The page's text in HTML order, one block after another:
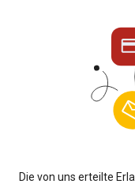
Die von uns erteilte